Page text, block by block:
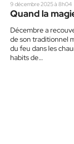
9 décembre 2025 à 8h04
Quand la
Décembre a
de son traditionnel
du feu dans les
habits de…